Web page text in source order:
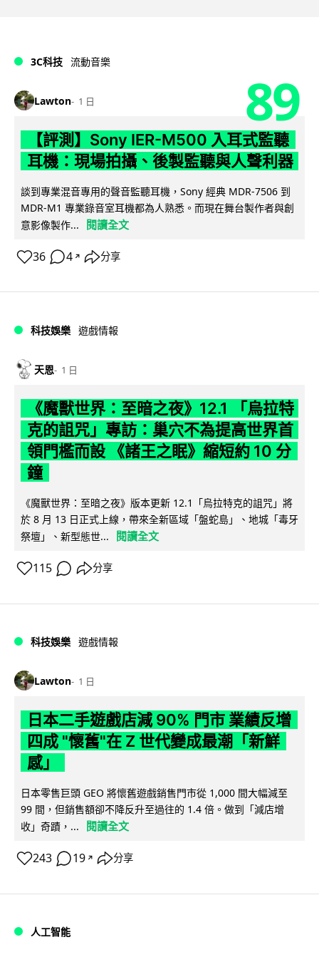
3C科技 流動音樂
Lawton 1 日 89
【評測】Sony IER-M500 入耳式監聽
耳機：現場拍攝、後製監聽與人聲利器
談到專業混音專用的聲音監聽耳機，Sony 經典 MDR-7506 到
MDR-M1 專業錄音室耳機都為人熟悉。而現在舞台製作者與創
意影像製作...
閱讀全文
36 4 ↗ 分享
科技娛樂 遊戲情報
天恩 1 日
《魔獸世界：至暗之夜》12.1 「烏拉特
克的詛咒」專訪：巢穴不為提高世界首
領門檻而設 《諸王之眠》縮短約 10 分
鐘
《魔獸世界：至暗之夜》版本更新 12.1「烏拉特克的詛咒」將
於 8 月 13 日正式上線，帶來全新區域「盤蛇島」、地城「毒牙
祭壇」、新型態世...
閱讀全文
115 分享
科技娛樂 遊戲情報
Lawton 1 日
日本二手遊戲店減 90% 門市 業績反增
四成 "懷舊"在 Z 世代變成最潮「新鮮
感」
日本零售巨頭 GEO 將懷舊遊戲銷售門市從 1,000 間大幅減至
99 間，但銷售額卻不降反升至過往的 1.4 倍。做到「減店增
收」奇蹟，...
閱讀全文
243 19 ↗ 分享
人工智能